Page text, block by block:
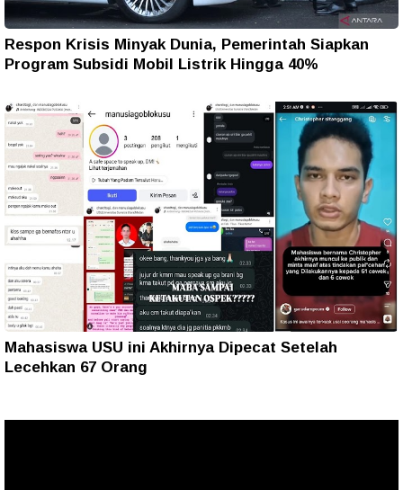
Respon Krisis Minyak Dunia, Pemerintah Siapkan
Program Subsidi Mobil Listrik Hingga 40%
Mahasiswa USU ini Akhirnya Dipecat Setelah
Lecehkan 67 Orang